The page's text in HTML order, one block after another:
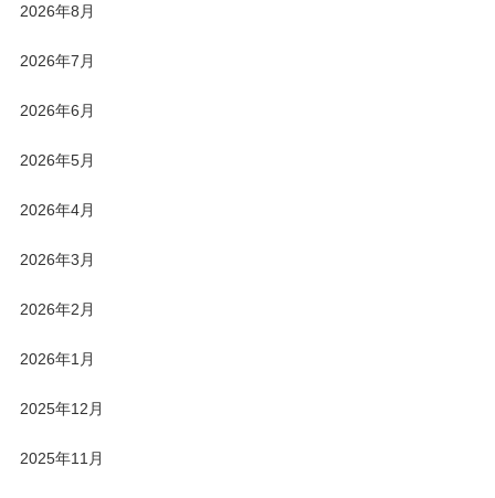
2026年8月
2026年7月
2026年6月
2026年5月
2026年4月
2026年3月
2026年2月
2026年1月
2025年12月
2025年11月